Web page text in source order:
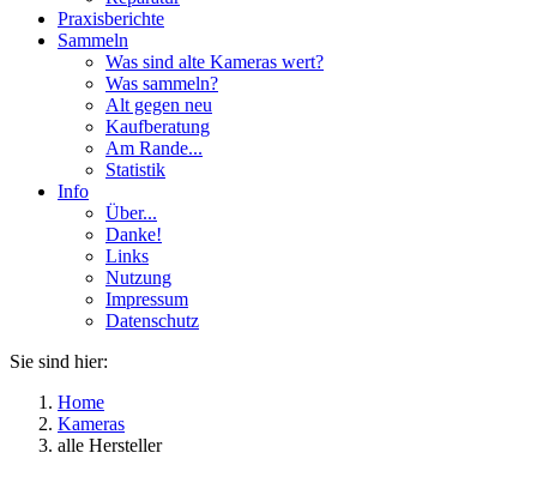
Praxisberichte
Sammeln
Was sind alte Kameras wert?
Was sammeln?
Alt gegen neu
Kaufberatung
Am Rande...
Statistik
Info
Über...
Danke!
Links
Nutzung
Impressum
Datenschutz
Sie sind hier:
Home
Kameras
alle Hersteller